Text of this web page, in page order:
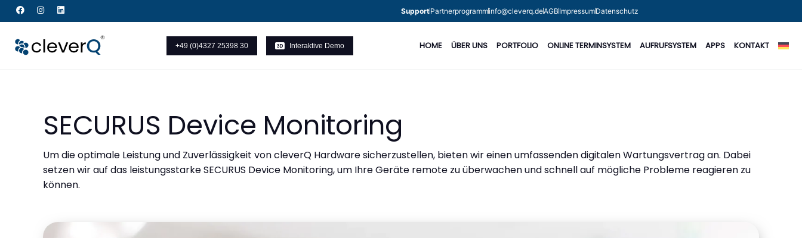
SupportPartnerprogramminfo@cleverq.deAGB ImpressumDatenschutz
+49 (0)4327 25398 30 Interaktive Demo HOME ÜBER UNS PORTFOLIO ONLINE TERMINSYSTEM AUFRUFSYSTEM APPS KONTAKT
SECURUS Device Monitoring
Um die optimale Leistung und Zuverlässigkeit von cleverQ Hardware sicherzustellen, bieten wir einen umfassenden digitalen Wartungsvertrag an. Dabei
setzen wir auf das leistungsstarke SECURUS Device Monitoring, um Ihre Geräte remote zu überwachen und schnell auf mögliche Probleme reagieren zu
können.